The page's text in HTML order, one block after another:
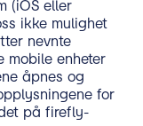
(iOS eller
ikke mulighet
nevnte
mobile enheter
åpnes og
for
på firefly-